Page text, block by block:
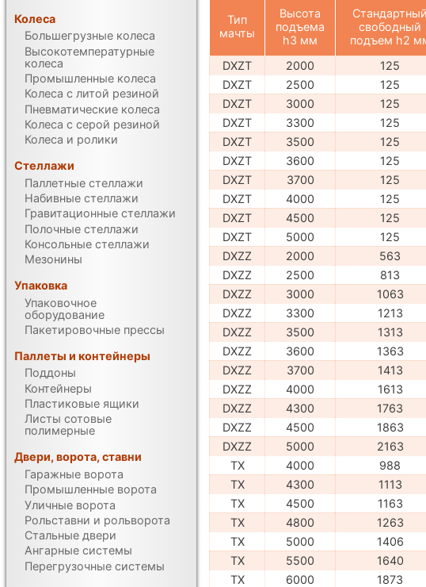
Тип
мачты
Высота
подъема
h3 мм
Стандартный
свободный
подъем h2
DXZT
2000 125
DXZT
2500 125
DXZT
3000 125
DXZT
3300 125
DXZT
3500 125
DXZT
3600 125
DXZT
3700 125
DXZT
4000 125
DXZT
4500 125
DXZT
5000 125
DXZZ
2000 563
DXZZ
2500 813
DXZZ
3000 1063
DXZZ
3300 1213
DXZZ
3500 1313
DXZZ
3600 1363
DXZZ
3700 1413
DXZZ
4000 1613
DXZZ
4300 1763
DXZZ
4500 1863
DXZZ
5000 2163
TX
4000 988
TX
4300 1113
TX
4500 1163
TX
4800 1263
TX
5000 1406
TX
5500 1640
TX
6000 1873
Колеса
Большегрузные колеса
Высокотемпературные
колеса
Промышленные колеса
Колеса с литой резиной
Пневматические колеса
Колеса с серой резиной
Колеса и ролики
Стеллажи
Паллетные стеллажи
Набивные стеллажи
Гравитационные стеллажи
Полочные стеллажи
Консольные стеллажи
Мезонины
Упаковка
Упаковочное
оборудование
Пакетировочные прессы
Паллеты и контейнеры
Поддоны
Контейнеры
Пластиковые ящики
Листы сотовые
полимерные
Двери, ворота, ставни
Гаражные ворота
Промышленные ворота
Уличные ворота
Рольставни и рольворота
Стальные двери
Ангарные системы
Перегрузочные системы